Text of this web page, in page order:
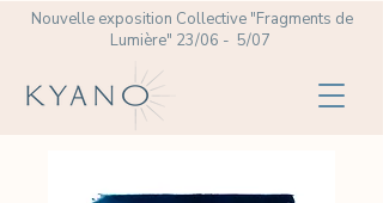
Nouvelle exposition Collective "Fragments de
Lumière" 23/06 - 5/07